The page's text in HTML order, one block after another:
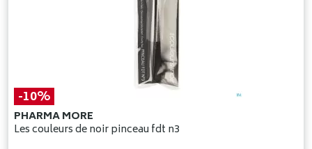
-10%
PHARMA MORE
Les couleurs de noir pinceau fdt n3